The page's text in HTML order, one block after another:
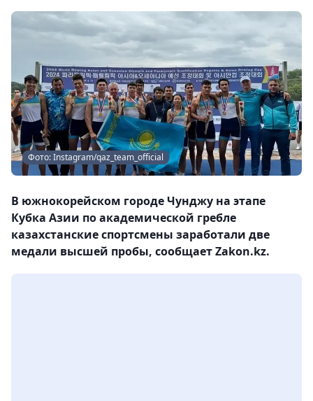
Фото: Instagram/qaz_team_official
В южнокорейском городе Чунджу на этапе
Кубка Азии по академической гребле
казахстанские спортсмены заработали две
медали высшей пробы, сообщает Zakon.kz.